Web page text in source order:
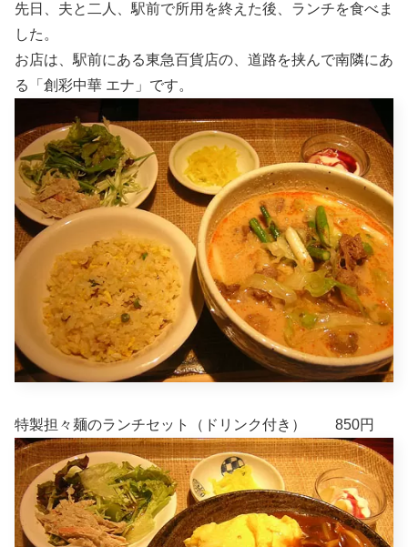
先日、夫と二人、駅前で所用を終えた後、ランチを食べま
した。
お店は、駅前にある東急百貨店の、道路を挟んで南隣にあ
る「創彩中華 エナ」です。
特製担々麺のランチセット（ドリンク付き） 850円